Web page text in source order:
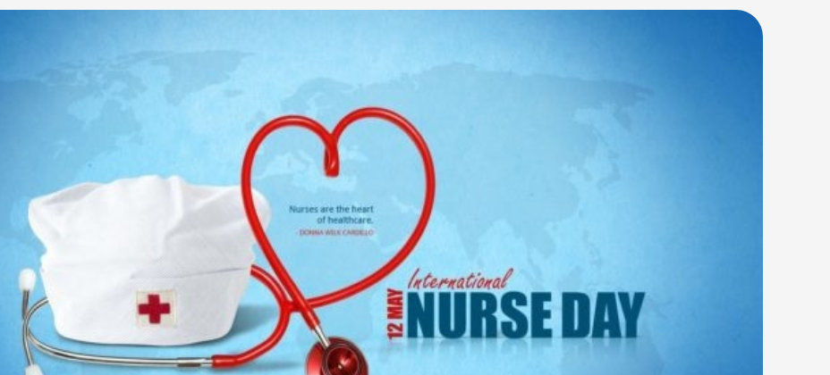
хүрээнд БЗД-ийн 92-р сургуулийн сурагч Б.Хонгорзул, Г.Хандаа нар оролцлоо.
маань 2018 оны 04 дүгээр сарын 18-ны өдөр тус эмнэлгийн сувилагч